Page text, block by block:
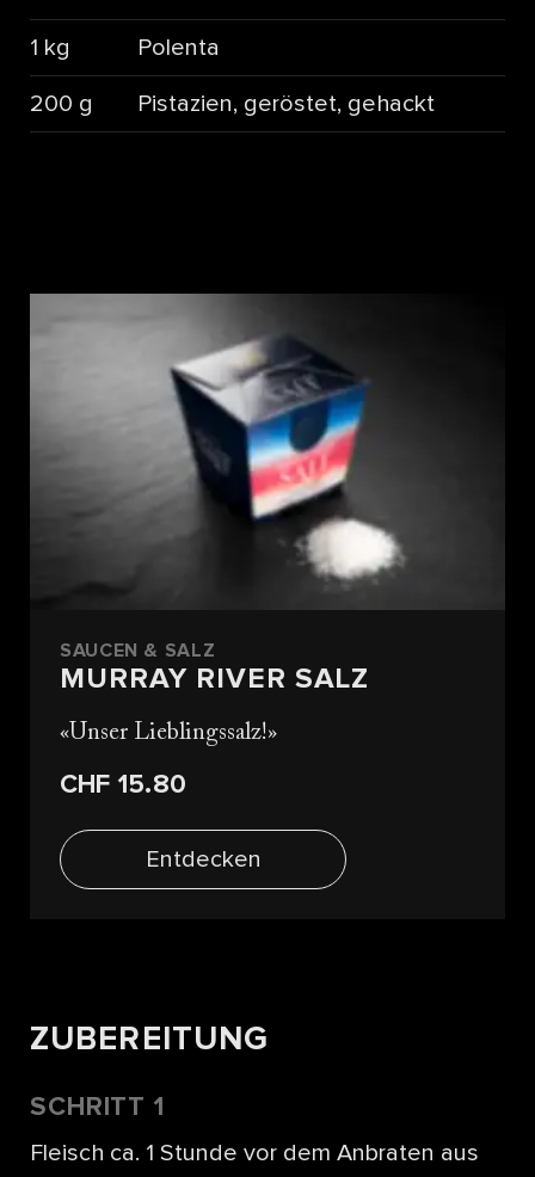
1 kg Polenta
200 g Pistazien, geröstet, gehackt
SAUCEN & SALZ
MURRAY RIVER SALZ
Unser Lieblingssalz!
CHF 15.80
Entdecken
ZUBEREITUNG
SCHRITT 1
Fleisch ca. 1 Stunde vor dem Anbraten aus